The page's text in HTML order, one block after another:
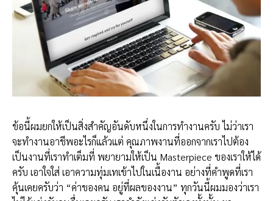
ข้อนี้ผมยกให้เป็นสิ่งสำคัญอันดับหนึ่งในการทำงานครับ ไม่ว่าเรา
จะทำงานอาชีพอะไรก็แล้วแต่ คุณภาพงานที่ออกจากเราไปต้อง
เป็นงานที่เราทำเต็มที่ พยายามให้เป็น Masterpiece ของเราให้ได้
ครับ เอาใจใส่ เอาความทุ่มเทเข้าไปในเนื้องาน อย่างที่คำพูดที่เรา
คุ้นเคยครับว่า “ค่าของคน อยู่ที่ผลของงาน” ทุกวันนี้ผมมองว่าเรา